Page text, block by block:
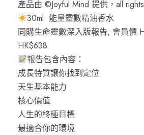
產品由 ©Joyful Mind 提供，all
30ml 能量靈數精油香水
同購生命靈數深入版報告, 會員價
HK$638
報告包含內容：
成長特質讓你找到定位
天生基本能力
核心價值
人生的終極目標
最適合你的環境